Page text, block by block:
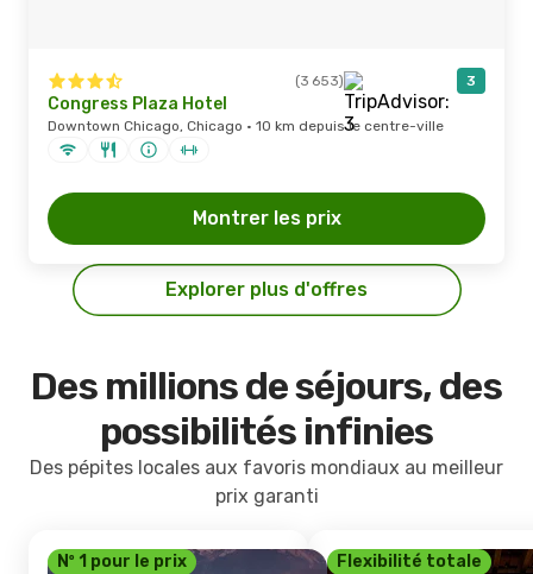
(3 653) 3
Congress Plaza Hotel
Downtown Chicago, Chicago · 10 km depuis le centre-ville
Montrer les prix
Explorer plus d'offres
Des millions de séjours, des
possibilités infinies
Des pépites locales aux favoris mondiaux au meilleur
prix garanti
Nº 1 pour le prix Flexibilité totale